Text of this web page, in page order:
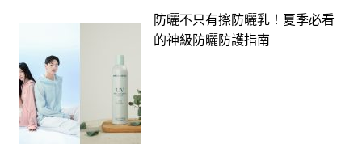
防曬不只有擦防曬乳！夏季必看
的神級防曬防護指南